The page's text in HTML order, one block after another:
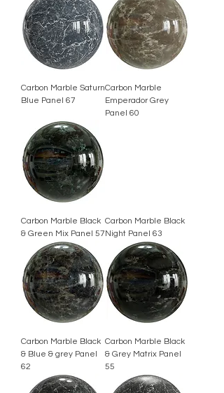
Carbon Marble Saturn
Blue Panel 67
Carbon Marble
Emperador Grey
Panel 60
Carbon Marble Black
& Green Mix Panel 57
Carbon Marble Black
Night Panel 63
Carbon Marble Black
& Blue & grey Panel
62
Carbon Marble Black
& Grey Matrix Panel
55